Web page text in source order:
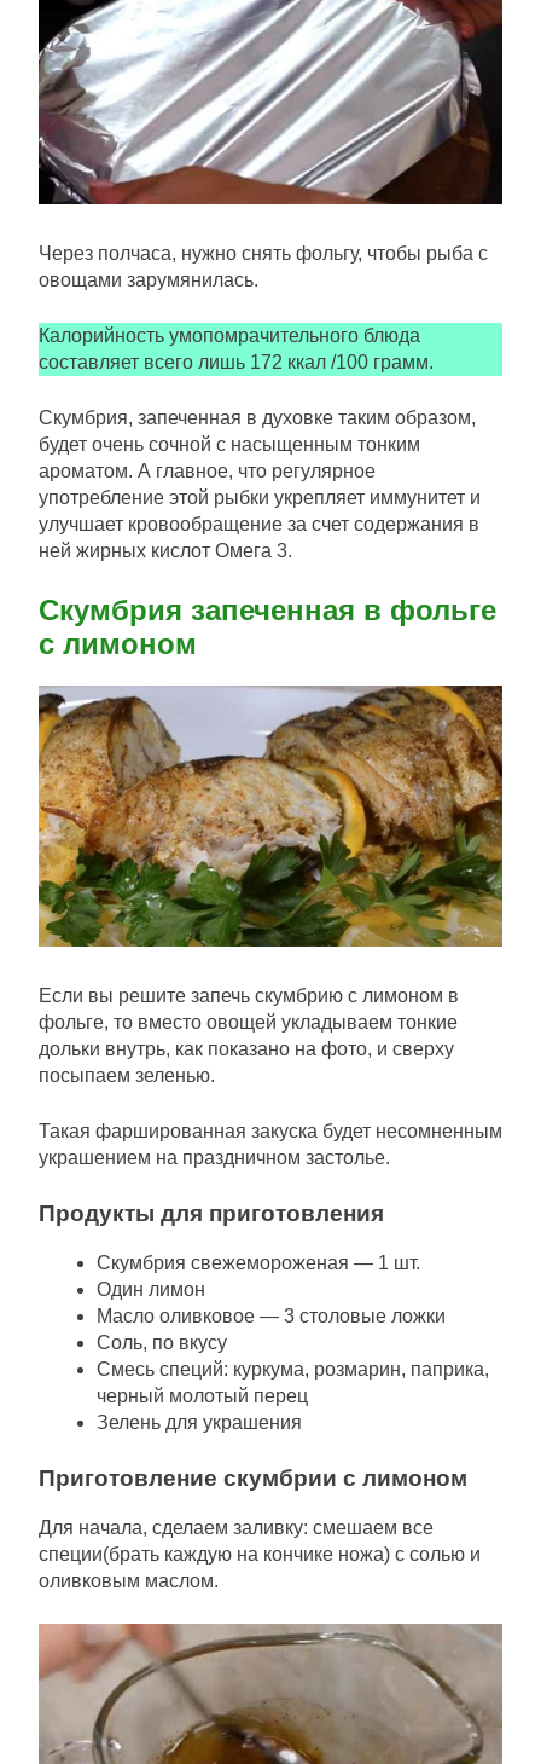
Через полчаса, нужно снять фольгу, чтобы рыба с
овощами зарумянилась.
Калорийность умопомрачительного блюда
составляет всего лишь 172 ккал /100 грамм.
Скумбрия, запеченная в духовке таким образом,
будет очень сочной с насыщенным тонким
ароматом. А главное, что регулярное
употребление этой рыбки укрепляет иммунитет и
улучшает кровообращение за счет содержания в
ней жирных кислот Омега 3.
Скумбрия запеченная в фольге
с лимоном
Если вы решите запечь скумбрию с лимоном в
фольге, то вместо овощей укладываем тонкие
дольки внутрь, как показано на фото, и сверху
посыпаем зеленью.
Такая фаршированная закуска будет несомненным
украшением на праздничном застолье.
Продукты для приготовления
Скумбрия свежемороженая — 1 шт.
Один лимон
Масло оливковое — 3 столовые ложки
Соль, по вкусу
Смесь специй: куркума, розмарин, паприка,
черный молотый перец
Зелень для украшения
Приготовление скумбрии с лимоном
Для начала, сделаем заливку: смешаем все
специи(брать каждую на кончике ножа) с солью и
оливковым маслом.